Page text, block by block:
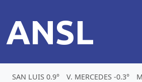
ANSL
SAN LUIS 0.9° V. MERCEDES -0.3°